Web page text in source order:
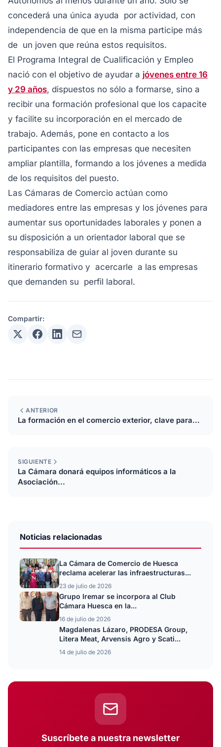
concederá una única ayuda por actividad, con
independencia de que en la misma participe más
de un joven que reúna estos requisitos.
El Programa Integral de Cualificación y Empleo
nació con el objetivo de ayudar a jóvenes entre 16
y 29 años, dispuestos no sólo a formarse, sino a
recibir una formación profesional que los capacite
y facilite su incorporación en el mercado de
trabajo. Además, pone en contacto a los
participantes con las empresas que necesiten
ampliar plantilla, formando a los jóvenes a medida
de los requisitos del puesto.
Las Cámaras de Comercio actúan como
mediadores entre las empresas y los jóvenes para
aumentar sus oportunidades laborales y ponen a
su disposición a un orientador laboral que se
responsabiliza de guiar al joven durante su
itinerario formativo y acercarle a las empresas
que demanden su perfil laboral.
Compartir:
ANTERIOR
La formación en el comercio exterior, clave para...
SIGUIENTE
La Cámara donará equipos informáticos a la
Asociación...
Noticias relacionadas
La Cámara de Comercio de Huesca
reclama acelerar las infraestructuras...
23 de julio de 2026
Grupo Iremar se incorpora al Club
Cámara Huesca en la...
16 de julio de 2026
Magdalenas Lázaro, PRODESA Group,
Litera Meat, Arvensis Agro y Scati...
14 de julio de 2026
Suscríbete a nuestra newsletter